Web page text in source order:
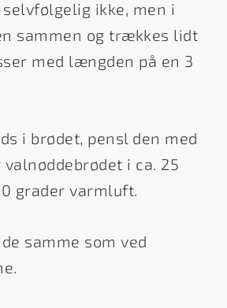
ikke, men i
sammen og trækkes lidt
med længden på en 3
i brødet, pensl den med
i ca. 25
grader varmluft.
samme som ved